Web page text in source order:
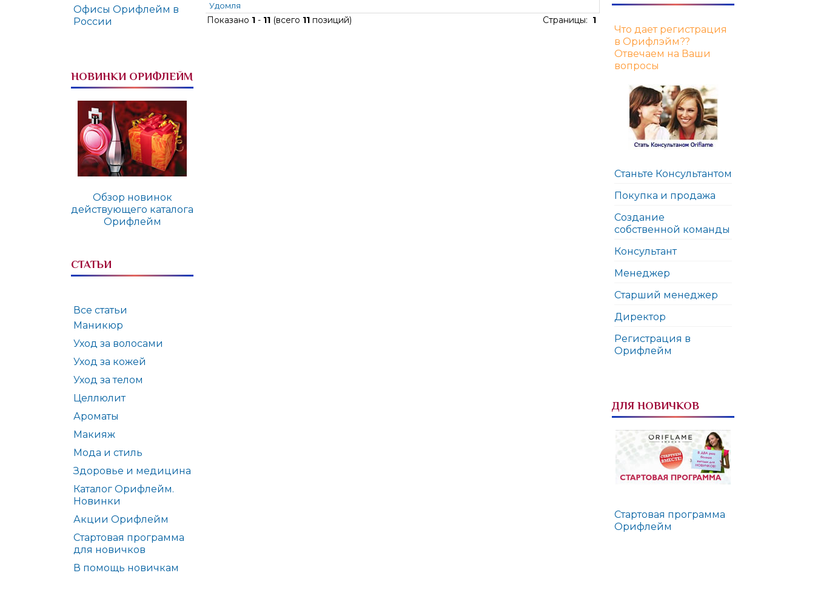
Офисы Орифлейм в
России
НОВИНКИ ОРИФЛЕЙМ
Обзор новинок
действующего каталога
Орифлейм
СТАТЬИ
Все статьи
Маникюр
Уход за волосами
Уход за кожей
Уход за телом
Целлюлит
Ароматы
Макияж
Мода и стиль
Здоровье и медицина
Каталог Орифлейм.
Новинки
Акции Орифлейм
Стартовая программа
для новичков
В помощь новичкам
Удомля
Показано 1 - 11 (всего 11 позиций) Страницы: 1
Что дает регистрация
в Орифлэйм??
Отвечаем на Ваши
вопросы
Станьте Консультантом
Покупка и продажа
Создание
собственной команды
Консультант
Менеджер
Старший менеджер
Директор
Регистрация в
Орифлейм
ДЛЯ НОВИЧКОВ
Стартовая программа
Орифлейм